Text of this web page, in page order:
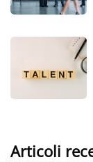
Articoli